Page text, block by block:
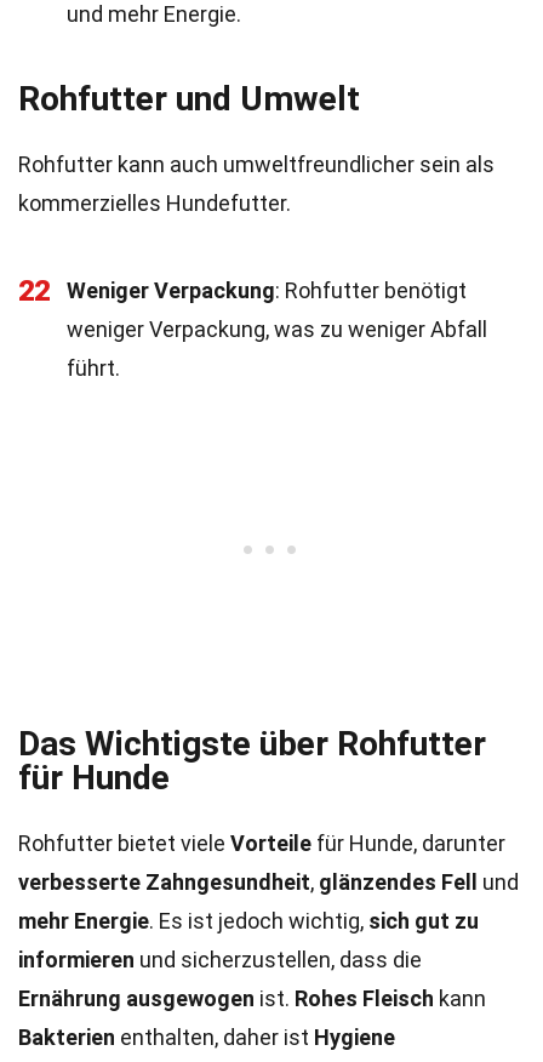
und mehr Energie.
Rohfutter und Umwelt
Rohfutter kann auch umweltfreundlicher sein als
kommerzielles Hundefutter.
22 Weniger Verpackung: Rohfutter benötigt
weniger Verpackung, was zu weniger Abfall
führt.
Das Wichtigste über Rohfutter
für Hunde
Rohfutter bietet viele Vorteile für Hunde, darunter
verbesserte Zahngesundheit, glänzendes Fell
und
mehr Energie. Es ist jedoch wichtig, sich gut zu
informieren und sicherzustellen, dass die
Ernährung ausgewogen ist. Rohes Fleisch kann
Bakterien enthalten, daher ist Hygiene